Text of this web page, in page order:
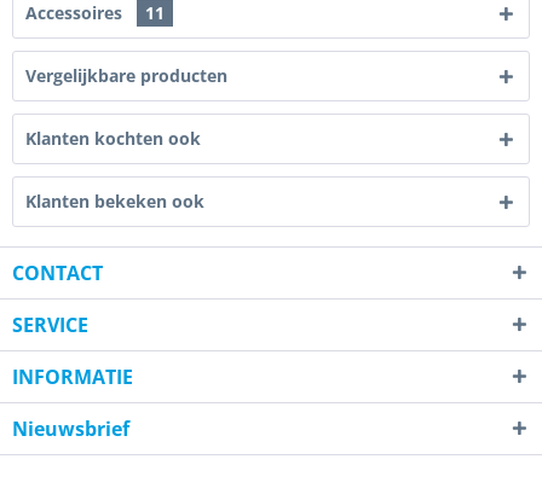
Accessoires 11
Vergelijkbare producten
Klanten kochten ook
Klanten bekeken ook
CONTACT
SERVICE
INFORMATIE
Nieuwsbrief